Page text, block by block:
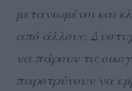
μετανιωμένοι και
από άλλους.
να πάρουν τις
παροτρύνουν να